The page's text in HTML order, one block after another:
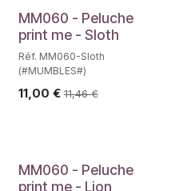
MM060 - Peluche
print me - Sloth
Réf. MM060-Sloth
(#MUMBLES#)
11,00 € 11,46€
MM060 - Peluche
print me - Lion